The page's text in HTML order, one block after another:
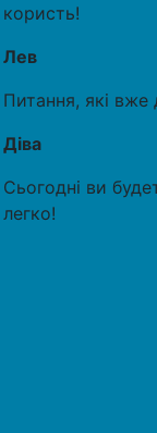
користь!
Лев
Питання, які вже
Діва
Сьогодні ви
легко!